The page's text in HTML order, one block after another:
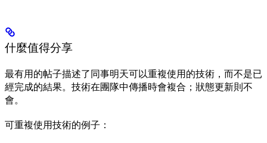
什麼值得分享
最有用的帖子描述了同事明天可以重複使用的技術，而不是已
經完成的結果。技術在團隊中傳播時會複合；狀態更新則不
會。
可重複使用技術的例子：